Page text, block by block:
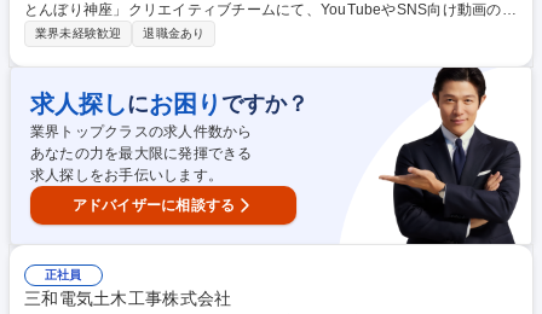
とんぼり神座」クリエイティブチームにて、YouTubeやSNS向け動画の企
画・撮影・編集・バナー制作をトータルに担当し、ブランドとお客様を繋
画コンテンツの企画・コンテ制作 ◆映像の撮影、編集作業、およびWeb
バナーの制作 ◆他部署（採用活動向け・社内研修用など）からの依頼対応
◆将来的には有名タレント起用CM等の大型案件への参画 【採用背景】広
告での動画活用機会増加により、これまで外注メインだった動画制作にお
いても内製化を図りたいフェーズのため増員採用。 募集職種 【動画クリ
エイター】ラーメン"神座"のYoutubeやSNS等の制作/将来的にはTVCMも
業界未経験歓迎 退職金あり
求人探しにお困り ですか？
業界トップクラスの求人件数から
あなたの力を最大限に発揮できる
求人探しをお手伝いします。
アドバイザーに相談する
正社員
三和電気土木工事株式会社